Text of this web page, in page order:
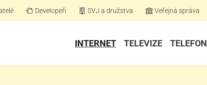
Developeři SVJ a družstva Veřejná správa
INTERNET TELEVIZE TELEFON